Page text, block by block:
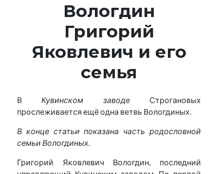
Вологдин
Григорий
Яковлевич и его
семья
В Кувинском заводеСтрогановых
прослеживается ещё одна ветвь Вологдиных.
В конце статьи показана часть родословной
семьи Вологдиных.
Григорий Яковлевич Вологдин, последний